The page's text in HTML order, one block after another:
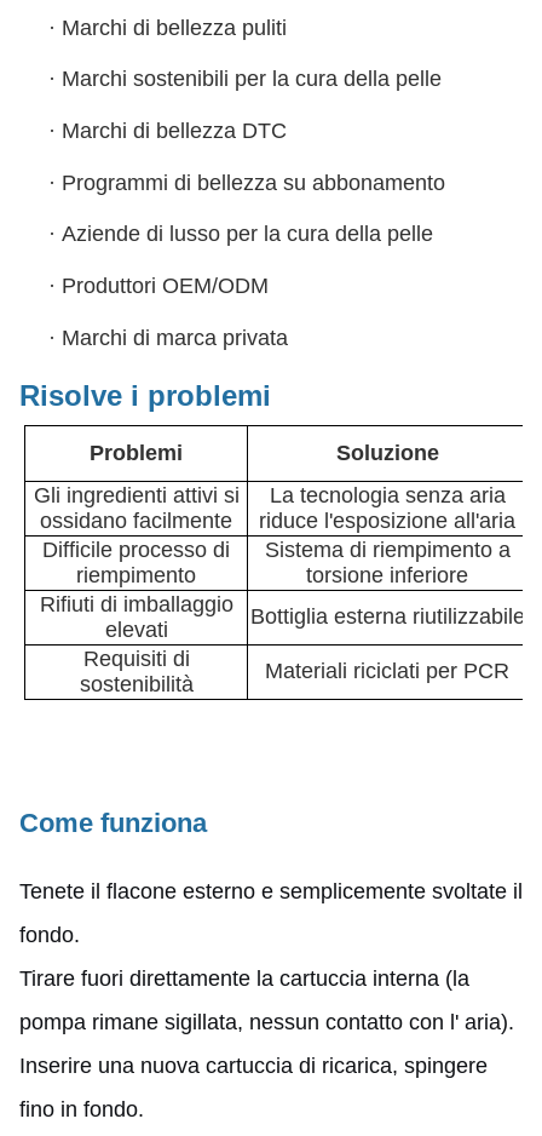
· Marchi di bellezza puliti
· Marchi sostenibili per la cura della pelle
· Marchi di bellezza DTC
· Programmi di bellezza su abbonamento
· Aziende di lusso per la cura della pelle
· Produttori OEM/ODM
· Marchi di marca privata
Risolve i problemi
Problemi
Soluzione
Gli ingredienti attivi si
ossidano facilmente
La tecnologia senza aria
riduce l'esposizione all'aria
Difficile processo di
riempimento
Sistema di riempimento a
torsione inferiore
Rifiuti di imballaggio
elevati
Bottiglia esterna riutilizzabile
Requisiti di
sostenibilità
Materiali riciclati per PCR
Come funziona
Tenete il flacone esterno e semplicemente svoltate il
fondo.
Tirare fuori direttamente la cartuccia interna (la
pompa rimane sigillata, nessun contatto con l' aria).
Inserire una nuova cartuccia di ricarica, spingere
fino in fondo.